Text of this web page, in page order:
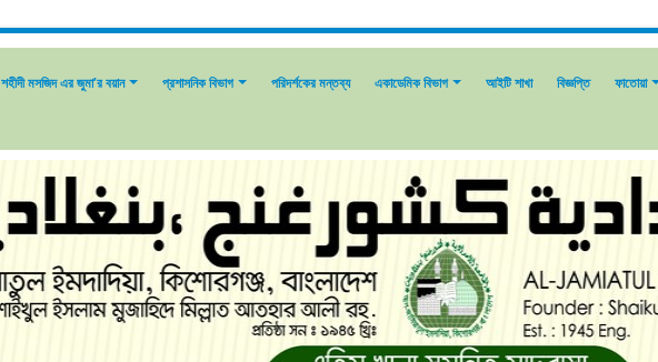
শহীদী মসজিদ এর জুমা’র বয়ান প্রশাসনিক বিভাগ পরিদর্শকের মন্তব্য একাডেমিক বিভাগ আইটি শাখা বিজ্ঞপ্তি ফাতোয়া